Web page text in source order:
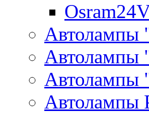
Автолампы
Автолампы
Автолампы
Автолампы